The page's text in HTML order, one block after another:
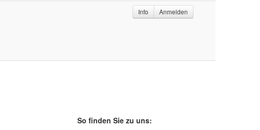
Info Anmelden
So finden Sie zu uns: